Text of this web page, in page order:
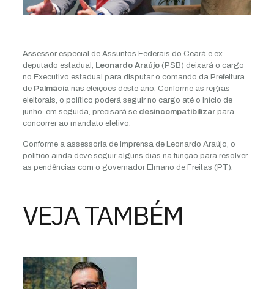
Assessor especial de Assuntos Federais do Ceará e ex-
deputado estadual, Leonardo Araújo(PSB) deixará o cargo
no Executivo estadual para disputar o comando da Prefeitura
de Palmácia nas eleições deste ano. Conforme as regras
eleitorais, o político poderá seguir no cargo até o início de
junho, em seguida, precisará se desincompatibilizar para
concorrer ao mandato eletivo.
Conforme a assessoria de imprensa de Leonardo Araújo, o
político ainda deve seguir alguns dias na função para resolver
as pendências com o governador Elmano de Freitas (PT).
VEJA TAMBÉM